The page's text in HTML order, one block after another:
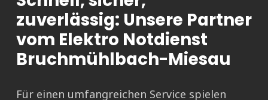
zuverlässig: Unsere Partner
vom Elektro Notdienst
Bruchmühlbach-Miesau
Für einen umfangreichen Service spielen